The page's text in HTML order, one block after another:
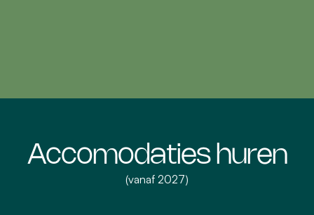
Accomodaties huren
(vanaf 2027)